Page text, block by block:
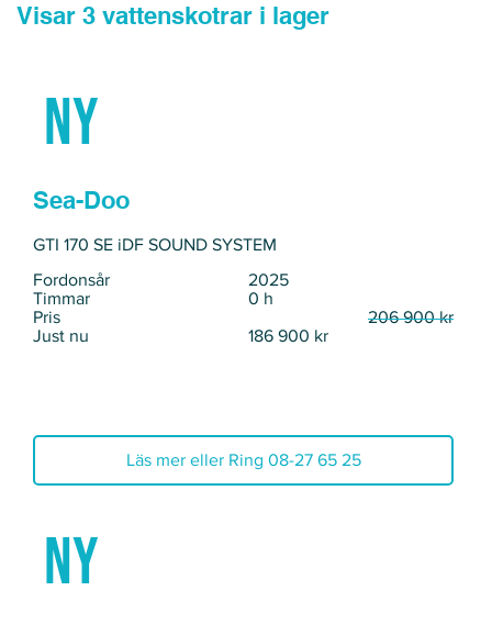
Sea-Doo
GTI 170 SE iDF SOUND SYSTEM
Läs mer eller Ring 08-27 65 25
Fordonsår
2025
Timmar
0 h
Pris
Just nu
186 900 kr
206 900 kr
Ny
Ny
Visar 3 vattenskotrar i lager